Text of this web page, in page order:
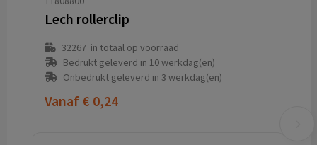
Lech rollerclip
32267in totaal op voorraad
Bedrukt geleverd in 10 werkdag(en)
Onbedrukt geleverd in 3 werkdag(en)
Vanaf € 0,24